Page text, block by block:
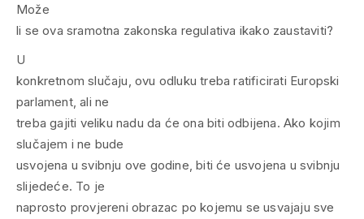
Može
li se ova sramotna zakonska regulativa ikako zaustaviti?
U
konkretnom slučaju, ovu odluku treba ratificirati Europski
parlament, ali ne
treba gajiti veliku nadu da će ona biti odbijena. Ako kojim
slučajem i ne bude
usvojena u svibnju ove godine, biti će usvojena u svibnju
slijedeće. To je
naprosto provjereni obrazac po kojemu se usvajaju sve